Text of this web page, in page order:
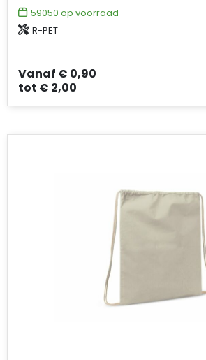
59050 op voorraad
R-PET
Vanaf € 0,90
tot € 2,00